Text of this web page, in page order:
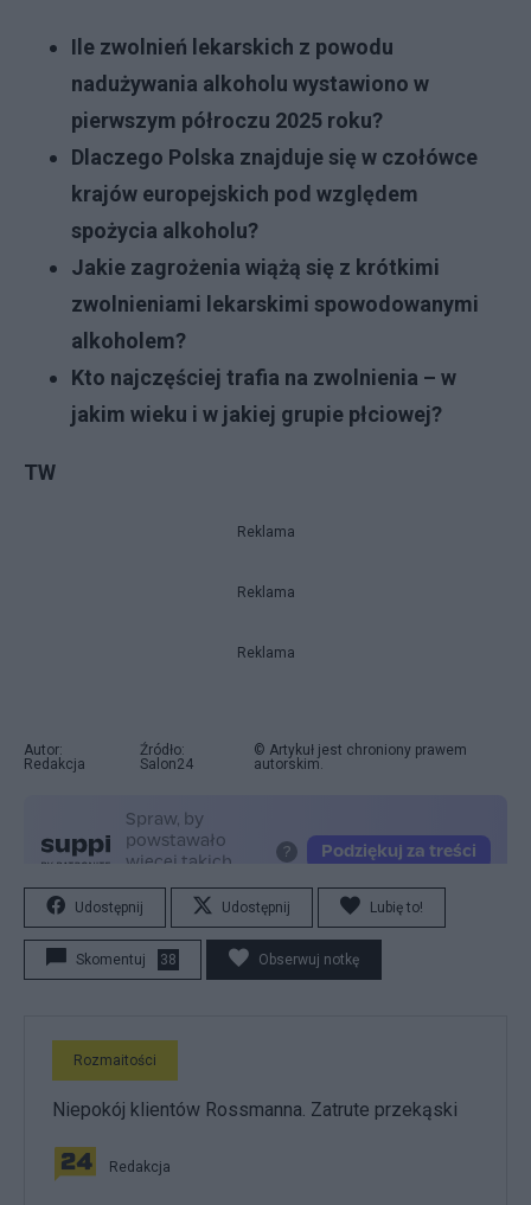
Ile zwolnień lekarskich z powodu
nadużywania alkoholu wystawiono w
pierwszym półroczu 2025 roku?
Dlaczego Polska znajduje się w czołówce
krajów europejskich pod względem
spożycia alkoholu?
Jakie zagrożenia wiążą się z krótkimi
zwolnieniami lekarskimi spowodowanymi
alkoholem?
Kto najczęściej trafia na zwolnienia – w
jakim wieku i w jakiej grupie płciowej?
TW
Reklama
Reklama
Reklama
Autor:
Redakcja
Źródło:
Salon24
© Artykuł jest chroniony prawem
autorskim.
Udostępnij Udostępnij Lubię to!
Skomentuj 38 Obserwuj notkę
Rozmaitości
Niepokój klientów Rossmanna. Zatrute przekąski
Redakcja